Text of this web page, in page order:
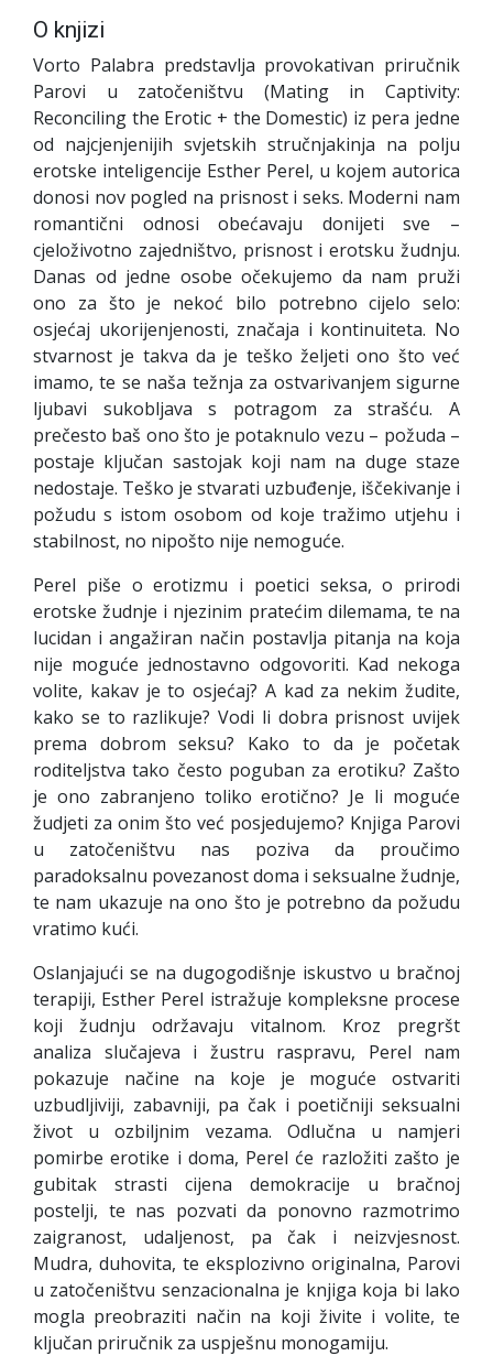
O knjizi
Vorto Palabra predstavlja provokativan priručnik
Parovi u zatočeništvu (Mating in Captivity:
Reconciling the Erotic + the Domestic) iz pera jedne
od najcjenjenijih svjetskih stručnjakinja na polju
erotske inteligencije Esther Perel, u kojem autorica
donosi nov pogled na prisnost i seks. Moderni nam
romantični odnosi obećavaju donijeti sve –
cjeloživotno zajedništvo, prisnost i erotsku žudnju.
Danas od jedne osobe očekujemo da nam pruži
ono za što je nekoć bilo potrebno cijelo selo:
osjećaj ukorijenjenosti, značaja i kontinuiteta. No
stvarnost je takva da je teško željeti ono što već
imamo, te se naša težnja za ostvarivanjem sigurne
ljubavi sukobljava s potragom za strašću. A
prečesto baš ono što je potaknulo vezu – požuda –
postaje ključan sastojak koji nam na duge staze
nedostaje. Teško je stvarati uzbuđenje, iščekivanje i
požudu s istom osobom od koje tražimo utjehu i
stabilnost, no nipošto nije nemoguće.
Perel piše o erotizmu i poetici seksa, o prirodi
erotske žudnje i njezinim pratećim dilemama, te na
lucidan i angažiran način postavlja pitanja na koja
nije moguće jednostavno odgovoriti. Kad nekoga
volite, kakav je to osjećaj? A kad za nekim žudite,
kako se to razlikuje? Vodi li dobra prisnost uvijek
prema dobrom seksu? Kako to da je početak
roditeljstva tako često poguban za erotiku? Zašto
je ono zabranjeno toliko erotično? Je li moguće
žudjeti za onim što već posjedujemo? Knjiga Parovi
u zatočeništvu nas poziva da proučimo
paradoksalnu povezanost doma i seksualne žudnje,
te nam ukazuje na ono što je potrebno da požudu
vratimo kući.
Oslanjajući se na dugogodišnje iskustvo u bračnoj
terapiji, Esther Perel istražuje kompleksne procese
koji žudnju održavaju vitalnom. Kroz pregršt
analiza slučajeva i žustru raspravu, Perel nam
pokazuje načine na koje je moguće ostvariti
uzbudljiviji, zabavniji, pa čak i poetičniji seksualni
život u ozbiljnim vezama. Odlučna u namjeri
pomirbe erotike i doma, Perel će razložiti zašto je
gubitak strasti cijena demokracije u bračnoj
postelji, te nas pozvati da ponovno razmotrimo
zaigranost, udaljenost, pa čak i neizvjesnost.
Mudra, duhovita, te eksplozivno originalna, Parovi
u zatočeništvu senzacionalna je knjiga koja bi lako
mogla preobraziti način na koji živite i volite, te
ključan priručnik za uspješnu monogamiju.